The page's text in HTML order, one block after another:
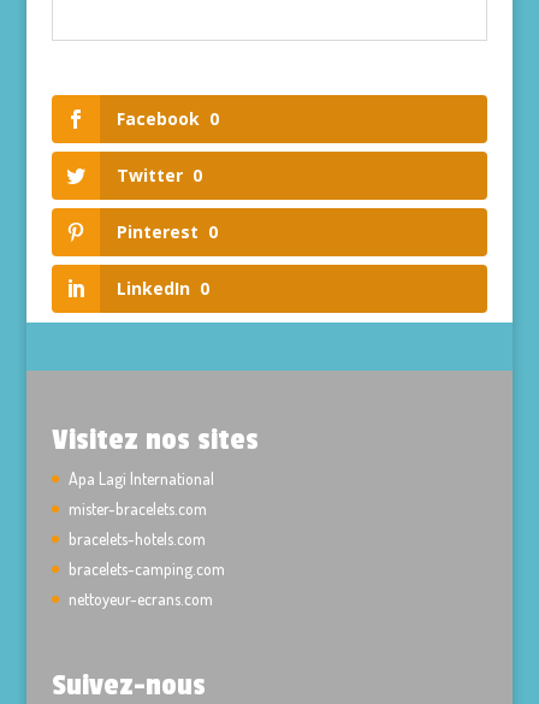
Facebook 0
Twitter 0
Pinterest 0
LinkedIn 0
Visitez nos sites
Apa Lagi International
mister-bracelets.com
bracelets-hotels.com
bracelets-camping.com
nettoyeur-ecrans.com
Suivez-nous